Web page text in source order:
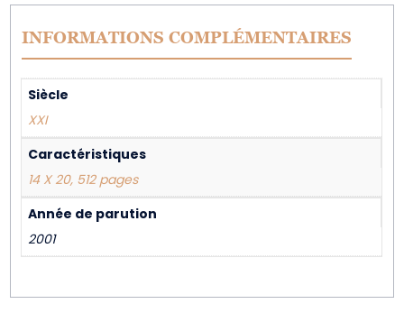
INFORMATIONS COMPLÉMENTAIRES
Siècle
XXI
Caractéristiques
14 X 20, 512 pages
Année de parution
2001